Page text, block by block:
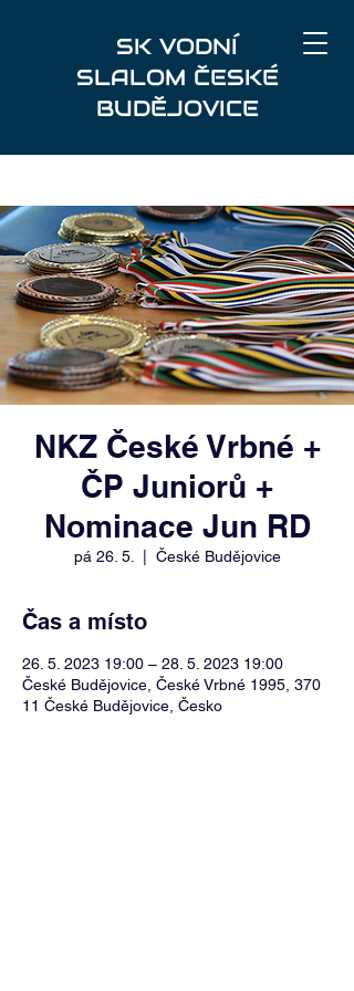
SK VODNÍ
SLALOM ČESKÉ
BUDĚJOVICE
NKZ České Vrbné +
ČP Juniorů +
Nominace Jun RD
pá 26. 5. České Budějovice
Čas a místo
26. 5. 2023 19:00 – 28. 5. 2023 19:00
České Budějovice, České Vrbné 1995, 370
11 České Budějovice, Česko